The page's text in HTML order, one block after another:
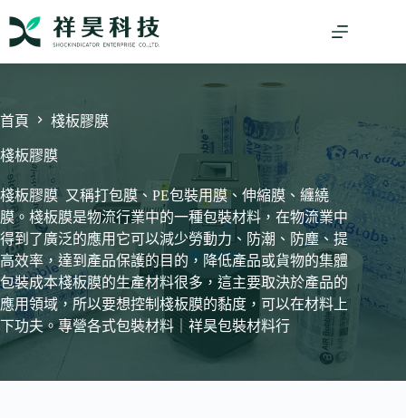
容
首頁 棧板膠膜
棧板膠膜
棧板膠膜 又稱打包膜、PE包裝用膜、伸縮膜、纏繞
膜。棧板膜是物流行業中的一種包裝材料，在物流業中
得到了廣泛的應用它可以減少勞動力、防潮、防塵、提
高效率，達到產品保護的目的，降低產品或貨物的集體
包裝成本棧板膜的生產材料很多，這主要取決於產品的
應用領域，所以要想控制棧板膜的黏度，可以在材料上
下功夫。專營各式包裝材料｜祥昊包裝材料行